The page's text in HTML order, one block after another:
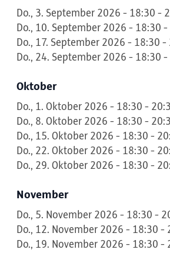
Do., 3. September 2026 - 18:30 -
Do., 10. September 2026 - 18:30
Do., 17. September 2026 - 18:30 -
Do., 24. September 2026 - 18:30
Oktober
Do., 1. Oktober 2026 - 18:30 -
Do., 8. Oktober 2026 - 18:30 -
Do., 15. Oktober 2026 - 18:30 -
Do., 22. Oktober 2026 - 18:30 -
Do., 29. Oktober 2026 - 18:30 -
November
Do., 5. November 2026 - 18:30 -
Do., 12. November 2026 - 18:30 -
Do., 19. November 2026 - 18:30 -